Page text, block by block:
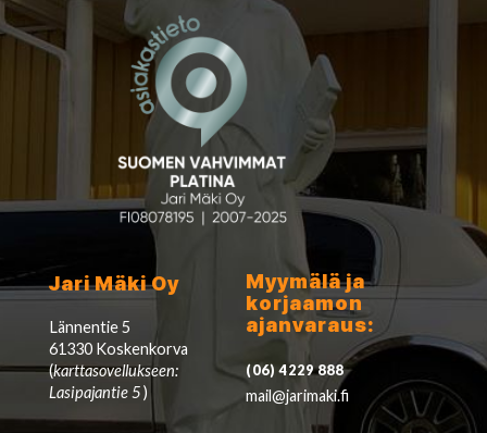
Jari Mäki Oy
Lännentie 5
61330 Koskenkorva
(karttasovellukseen:
Lasipajantie 5)
Myymälä ja
korjaamon
ajanvaraus:
(06) 4229 888
mail@jarimaki.fi